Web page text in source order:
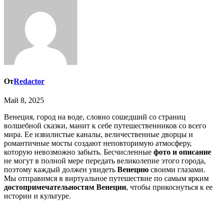
ОтRedactor
Май 8, 2025
Венеция, город на воде, словно сошедший со страниц
волшебной сказки, манит к себе путешественников со всего
мира. Ее извилистые каналы, величественные дворцы и
романтичные мосты создают неповторимую атмосферу,
которую невозможно забыть. Бесчисленные фото и описание
не могут в полной мере передать великолепие этого города,
поэтому каждый должен увидеть Венецию своими глазами.
Мы отправимся в виртуальное путешествие по самым ярким
достопримечательностям Венеции, чтобы прикоснуться к ее
истории и культуре.